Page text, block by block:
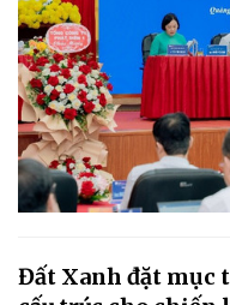
Đất Xanh đặt mục